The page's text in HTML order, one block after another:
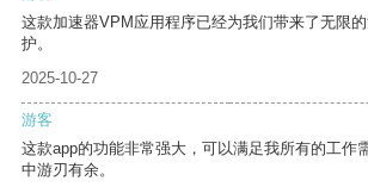
这款加速器VPM应用程序已经为我们带来了无限
护。
2025-10-27
游客
这款app的功能非常强大，可以满足我所有的工作
中游刃有余。